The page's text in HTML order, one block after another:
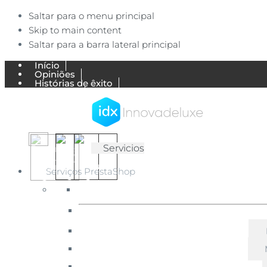
Saltar para o menu principal
Skip to main content
Saltar para a barra lateral principal
Início
Opiniões
Histórias de êxito
Blog Ecommerce
PT ES EN
Innovadeluxe
comércio
eletrónico
Servicios
Serviços PrestaShop